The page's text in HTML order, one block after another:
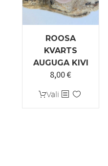
ROOSA
KVARTS
AUGUGA KIVI
8,00€
Vali Sellel
tootel